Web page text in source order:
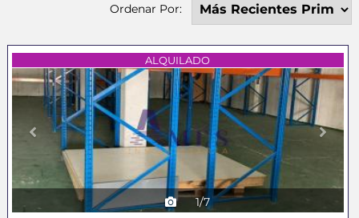
Ordenar Por:
ALQUILADO
1/7